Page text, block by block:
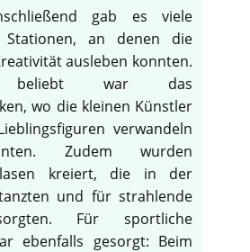
gab es viele
Stationen, an denen die
ausleben konnten.
beliebt war das
wo die kleinen Künstler
verwandeln
Zudem wurden
kreiert, die in der
und für strahlende
Für sportliche
ebenfalls gesorgt: Beim